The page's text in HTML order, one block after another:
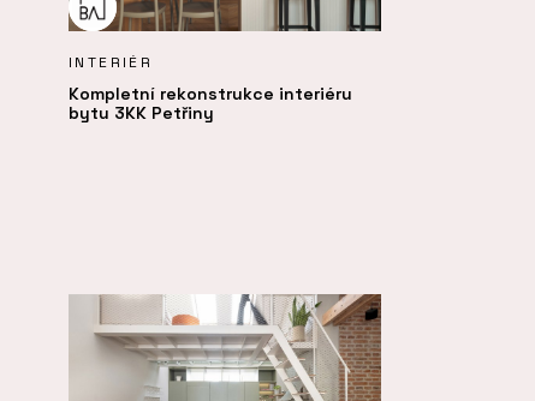
INTERIÉR
Kompletní rekonstrukce interiéru
bytu 3KK Petřiny